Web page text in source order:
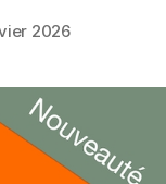
2026